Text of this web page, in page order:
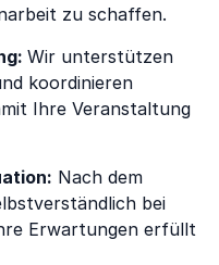
zu schaffen.
Wir unterstützen
koordinieren
Ihre Veranstaltung
Nach dem
bei
Erwartungen erfüllt